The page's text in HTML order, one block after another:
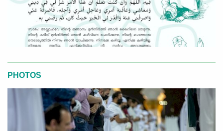
PHOTOS